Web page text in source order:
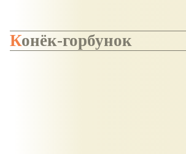
Конёк-горбунок